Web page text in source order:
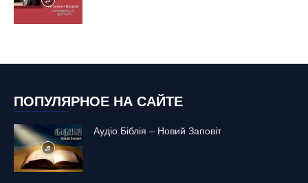
ПОПУЛЯРНОЕ НА САЙТЕ
Аудіо Біблія – Новий Заповіт